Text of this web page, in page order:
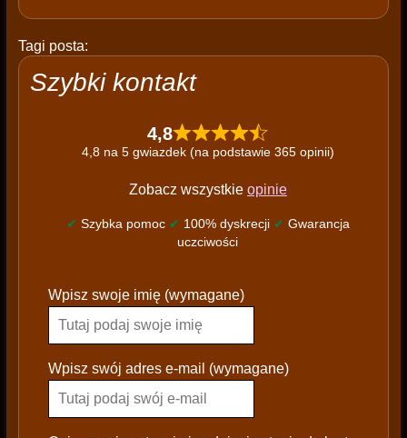
Tagi posta:
Szybki kontakt
4,8
4,8 na 5 gwiazdek (na podstawie 365 opinii)
Zobacz wszystkie opinie
✔ Szybka pomoc ✔ 100% dyskrecji ✔ Gwarancja
uczciwości
l
a
s
e
Wpisz swoje imię (wymagane)
Wpisz swój adres e-mail (wymagane)